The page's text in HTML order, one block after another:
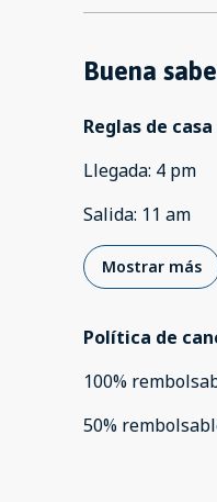
Buena
Reglas de casa
Llegada: 4 pm
Salida: 11 am
Mostrar más
Política de
100%
50%